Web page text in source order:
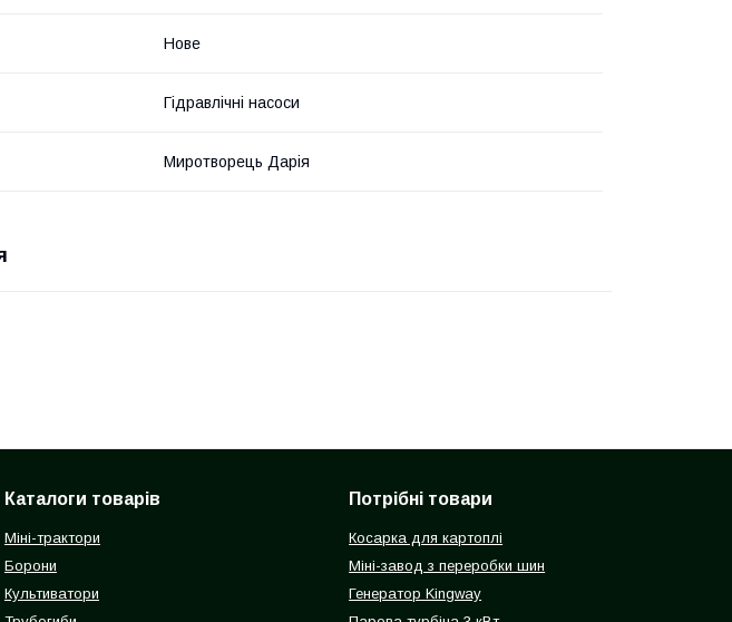
Нове
Гідравлічні насоси
Миротворець Дарія
Каталоги товарів
Міні-трактори
Борони
Культиватори
Потрібні товари
Косарка для картоплі
Міні-завод з переробки шин
Генератор Kingway